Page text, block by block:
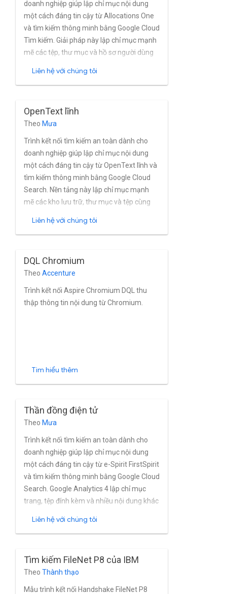
doanh nghiệp giúp lập chỉ mục nội dung
một cách đáng tin cậy từ Allocations One
và tìm kiếm thông minh bằng Google Cloud
Tìm kiếm. Giải pháp này lập chỉ mục mạnh
mẽ các tệp, thư mục và hồ sơ người dùng
gian thực. Trình kết nối hỗ trợ đầy đủ Mô
cũng như các bản cài đặt Allocations One
dựa trên Thư mục và các dịch vụ thư mục
khác.
Liên hệ với chúng tôi
OpenText lĩnh
Theo Mưa
Trình kết nối tìm kiếm an toàn dành cho
doanh nghiệp giúp lập chỉ mục nội dung
một cách đáng tin cậy từ OpenText lĩnh và
tìm kiếm thông minh bằng Google Cloud
Search. Nền tảng này lập chỉ mục mạnh
mẽ các kho lưu trữ, thư mục và tệp cùng
Chromium ở gần theo thời gian thực. Trình
và người dùng.
Liên hệ với chúng tôi
DQL Chromium
Theo Accenture
Trình kết nối Aspire Chromium DQL thu
thập thông tin nội dung từ Chromium.
Tìm hiểu thêm
Thần đồng điện tử
Theo Mưa
Trình kết nối tìm kiếm an toàn dành cho
doanh nghiệp giúp lập chỉ mục nội dung
một cách đáng tin cậy từ e-Spirit FirstSpirit
và tìm kiếm thông minh bằng Google Cloud
Search. Google Analytics 4 lập chỉ mục
trang, tệp đính kèm và nhiều nội dung khác
trong gần thời gian thực. Chiến lược phát
FirstSpirit và quản lý quyền, cũng như các
bản cài đặt của FirstSpirit dựa trên Active
Directory và các dịch vụ thư mục khác.
Liên hệ với chúng tôi
Tìm kiếm FileNet P8 của IBM
Theo Thành thạo
Mẫu trình kết nối Handshake FileNet P8